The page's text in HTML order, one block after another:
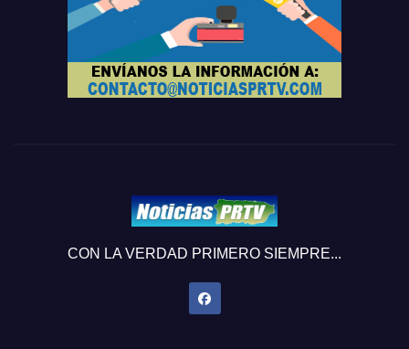
CON LA VERDAD PRIMERO SIEMPRE...